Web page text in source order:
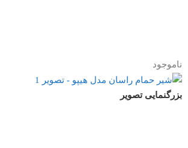
ناموجود
بزرگنمایی تصویر